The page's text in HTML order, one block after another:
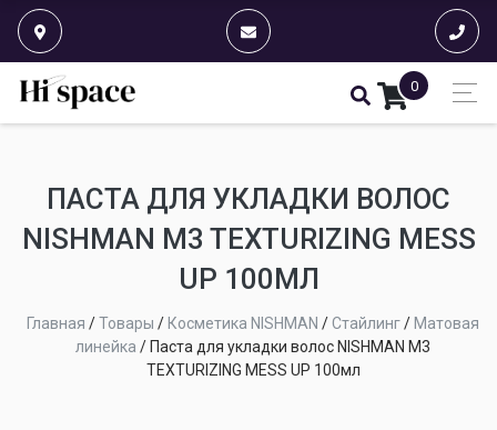
0
ПАСТА ДЛЯ УКЛАДКИ ВОЛОС
NISHMAN M3 TEXTURIZING MESS
UP 100МЛ
Главная /Товары / Косметика NISHMAN /Стайлинг/ Матовая
линейка / Паста для укладки волос NISHMAN M3
TEXTURIZING MESS UP 100мл